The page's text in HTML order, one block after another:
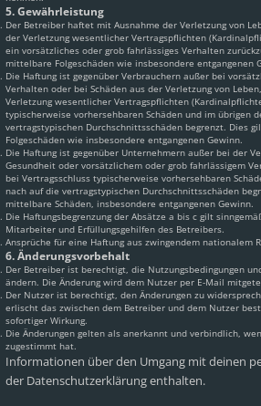
5. Gewährleistung
Der Betreiber haftet mit Ausnahme der Verletzung von
der Verletzung wesentlicher Vertragspflichten
ein vorsätzliches oder grob fahrlässiges Verhalten
mittelbare Folgeschäden wie insbesondere entgangenen
Die Haftung ist gegenüber Verbrauchern außer bei
Verhalten oder bei Schäden aus der Verletzung von
Verletzung wesentlicher Vertragspflichten
typischerweise vorhersehbaren Schäden und im übrigen
vertragstypischen Durchschnittsschäden begrenzt. Dies
Folgeschäden wie insbesondere entgangenen Gewinn.
Die Haftung ist gegenüber Unternehmern außer bei der
Gesundheit oder vorsätzlichem oder grob fahrlässigem
bei Vertragsschluss typischerweise vorhersehbaren
nach auf die vertragstypischen Durchschnittsschäden
mittelbare Schäden, insbesondere entgangenen Gewinn.
Die Haftungsbegrenzung der Absätze a bis c gilt
Mitarbeiter und Erfüllungsgehilfen des Betreibers.
Ansprüche für eine Haftung aus zwingendem nationalem
6. Änderungsvorbehalt
Der Betreiber ist berechtigt, die Nutzungsbedingungen
ändern. Die Änderung wird dem Nutzer per E-Mail
Der Nutzer ist berechtigt, den Änderungen zu
erlischt das zwischen dem Betreiber und dem Nutzer
sofortiger Wirkung.
Die Änderungen gelten als anerkannt und verbindlich,
zugestimmt hat.
Informationen über den Umgang mit deinen
der Datenschutzerklärung enthalten.